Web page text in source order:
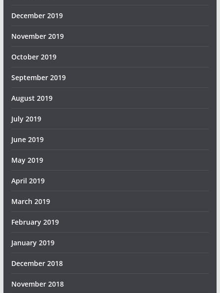
December 2019
November 2019
October 2019
September 2019
August 2019
July 2019
June 2019
May 2019
April 2019
March 2019
February 2019
January 2019
December 2018
November 2018